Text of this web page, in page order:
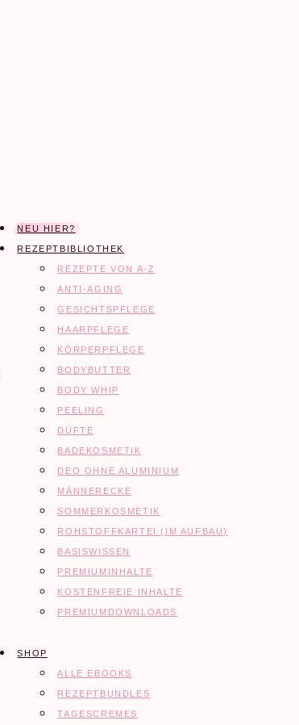
NEU HIER?
REZEPTBIBLIOTHEK
REZEPTE VON A-Z
ANTI-AGING
GESICHTSPFLEGE
HAARPFLEGE
KÖRPERPFLEGE
BODYBUTTER
BODY WHIP
PEELING
DÜFTE
BADEKOSMETIK
DEO OHNE ALUMINIUM
MÄNNERECKE
SOMMERKOSMETIK
ROHSTOFFKARTEI (IM AUFBAU)
BASISWISSEN
PREMIUMINHALTE
KOSTENFREIE INHALTE
PREMIUMDOWNLOADS
SHOP
ALLE EBOOKS
REZEPTBUNDLES
TAGESCREMES